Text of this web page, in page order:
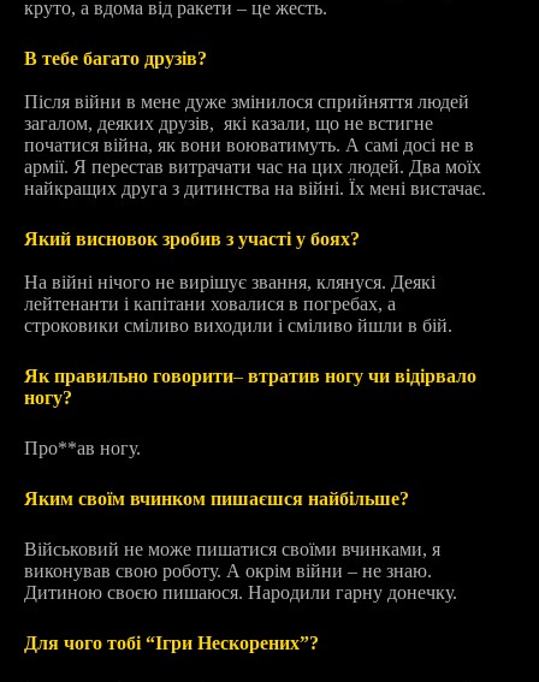
круто, а вдома від ракети – це жесть.
В тебе багато друзів?
Після війни в мене дуже змінилося сприйняття людей
загалом, деяких друзів, які казали, що не встигне
початися війна, як вони воюватимуть. А самі досі не в
армії. Я перестав витрачати час на цих людей. Два моїх
найкращих друга з дитинства на війні. Їх мені вистачає.
Який висновок зробив з участі у боях?
На війні нічого не вирішує звання, клянуся. Деякі
лейтенанти і капітани ховалися в погребах, а
строковики сміливо виходили і сміливо йшли в бій.
Як правильно говорити– втратив ногу чи відірвало
ногу?
Про**ав ногу.
Яким своїм вчинком пишаєшся найбільше?
Військовий не може пишатися своїми вчинками, я
виконував свою роботу. А окрім війни – не знаю.
Дитиною своєю пишаюся. Народили гарну донечку.
Для чого тобі “Ігри Нескорених”?